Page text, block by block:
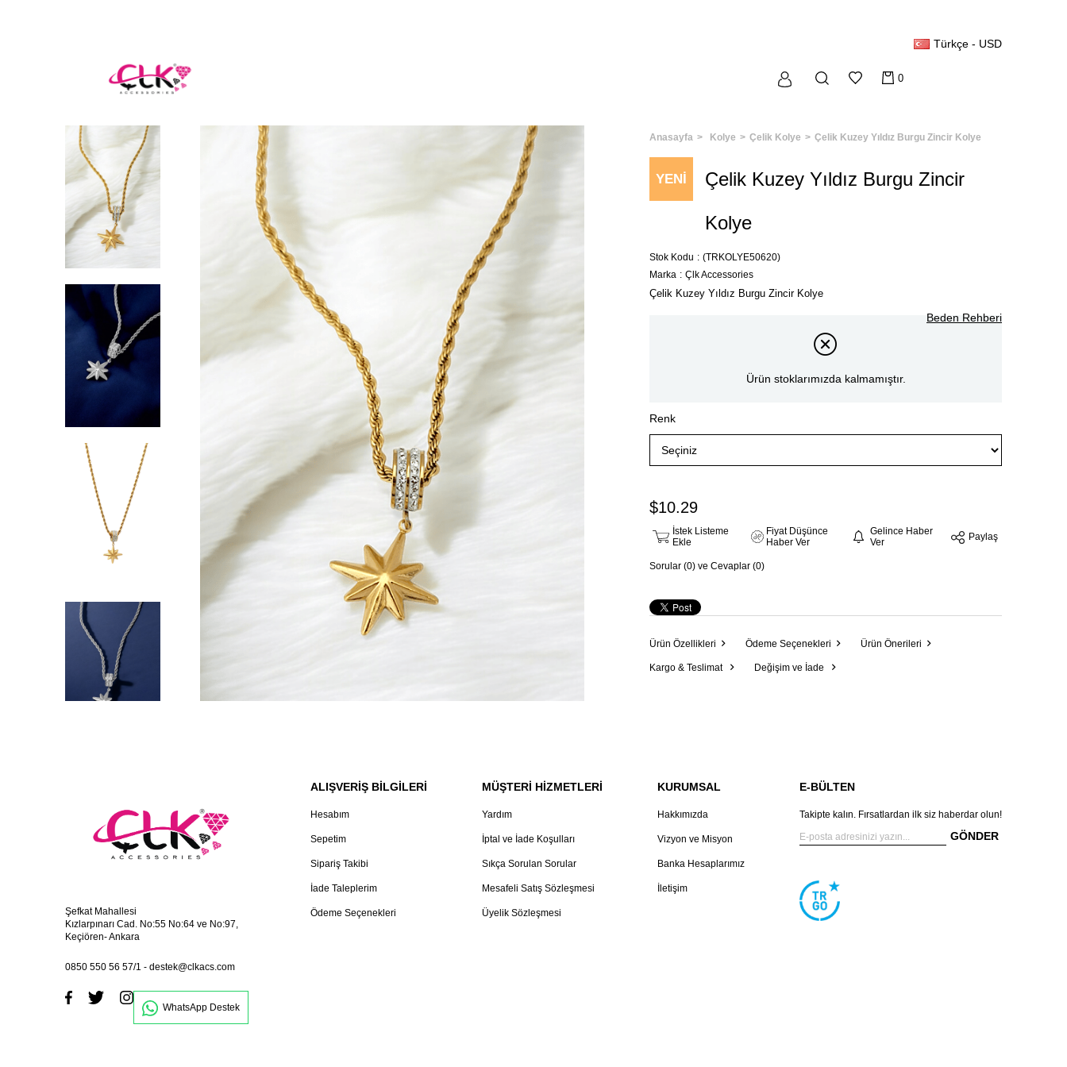
Türkçe - USD
0
Anasayfa Kolye Çelik Kolye Çelik Kuzey Yıldız Burgu Zincir Kolye
YENI Çelik Kuzey Yıldız Burgu Zincir
Kolye
Stok Kodu
(TRKOLYE50620)
Marka : Çlk Accessories
Çelik Kuzey Yıldız Burgu Zincir Kolye
Beden Rehberi
Ürün stoklarımızda kalmamıştır.
Renk
$10.29
İstek Listeme
Ekle
Fiyat Düşünce
Haber Ver
Gelince Haber
Ver
Paylaş
Sorular (0) ve Cevaplar (0)
Ürün Özellikleri Ödeme Seçenekleri Ürün Önerileri
Kargo & Teslimat Değişim ve İade
Şefkat Mahallesi
Kızlarpınarı Cad. No:55 No:64 ve No:97,
Keçiören- Ankara
0850 550 56 57/1 - destek@clkacs.com
WhatsApp Destek
ALIŞVERİŞ BİLGİLERİ
Hesabım
Sepetim
Sipariş Takibi
İade Taleplerim
Ödeme Seçenekleri
MÜŞTERİ HİZMETLERİ
Yardım
İptal ve İade Koşulları
Sıkça Sorulan Sorular
Mesafeli Satış Sözleşmesi
Üyelik Sözleşmesi
KURUMSAL
Hakkımızda
Vizyon ve Misyon
Banka Hesaplarımız
İletişim
E-BÜLTEN
Takipte kalın. Fırsatlardan ilk siz haberdar olun!
GÖNDER